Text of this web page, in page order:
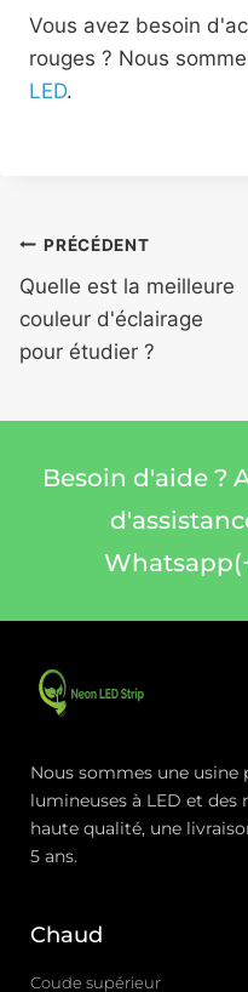
Vous avez besoin
rouges ? Nous
LED.
PRÉCÉDENT
Quelle est la meilleure
couleur d'éclairage
pour étudier ?
Besoin d'aide ?
Nous sommes une usine
lumineuses à LED et des
haute qualité, une
5 ans.
Chaud
Coude supérieur